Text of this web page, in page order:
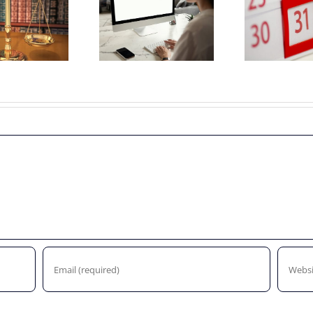
Wijziging Besluit
fiscale
noodmaatregelen
coronacrisis
Vaststellingsaanvraag
NOW-1